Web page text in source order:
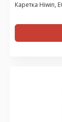
Каретка Hiwin,